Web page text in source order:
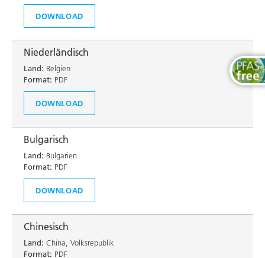
DOWNLOAD
Niederländisch
Land: Belgien
Format: PDF
DOWNLOAD
Bulgarisch
Land: Bulgarien
Format: PDF
DOWNLOAD
Chinesisch
Land: China, Volksrepublik
Format: PDF